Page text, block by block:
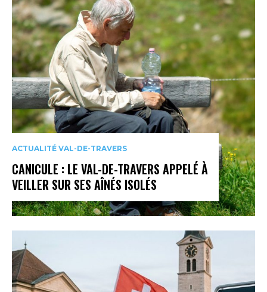
ACTUALITÉ VAL-DE-TRAVERS
CANICULE : LE VAL-DE-TRAVERS APPELÉ À
VEILLER SUR SES AÎNÉS ISOLÉS